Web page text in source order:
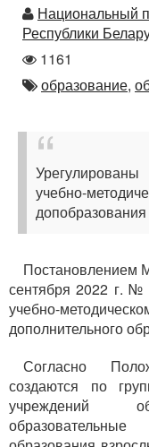
Автор
Национальный
Республики
Количество
просмотров
1161
Автор
образование,
учебно-
Постановлением
сентября 2022 г.
учебно-
дополнительного
Согласно
создаются по
учреждений
образовательные